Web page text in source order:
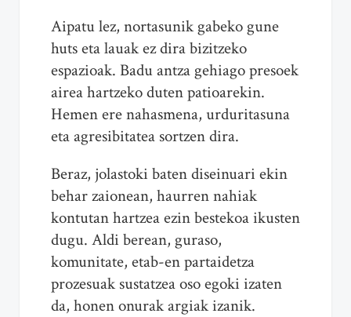
Aipatu lez, nortasunik gabeko gune
huts eta lauak ez dira bizitzeko
espazioak. Badu antza gehiago presoek
airea hartzeko duten patioarekin.
Hemen ere nahasmena, urduritasuna
eta agresibitatea sortzen dira.
Beraz, jolastoki baten diseinuari ekin
behar zaionean, haurren nahiak
kontutan hartzea ezin bestekoa ikusten
dugu. Aldi berean, guraso,
komunitate, etab-en partaidetza
prozesuak sustatzea oso egoki izaten
da, honen onurak argiak izanik.